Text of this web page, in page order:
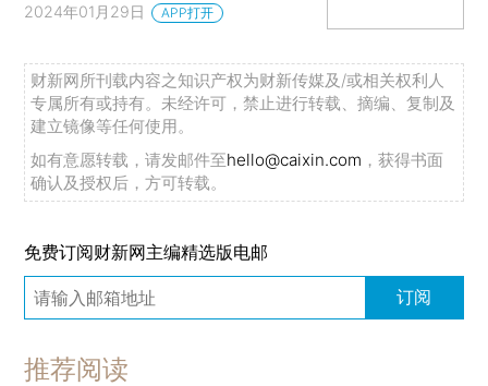
2024年01月29日 APP打开
财新网所刊载内容之知识产权为财新传媒及/或相关权利人
专属所有或持有。未经许可，禁止进行转载、摘编、复制及
建立镜像等任何使用。
如有意愿转载，请发邮件至hello@caixin.com ，获得书面
确认及授权后，方可转载。
免费订阅财新网主编精选版电邮
订阅
推荐阅读